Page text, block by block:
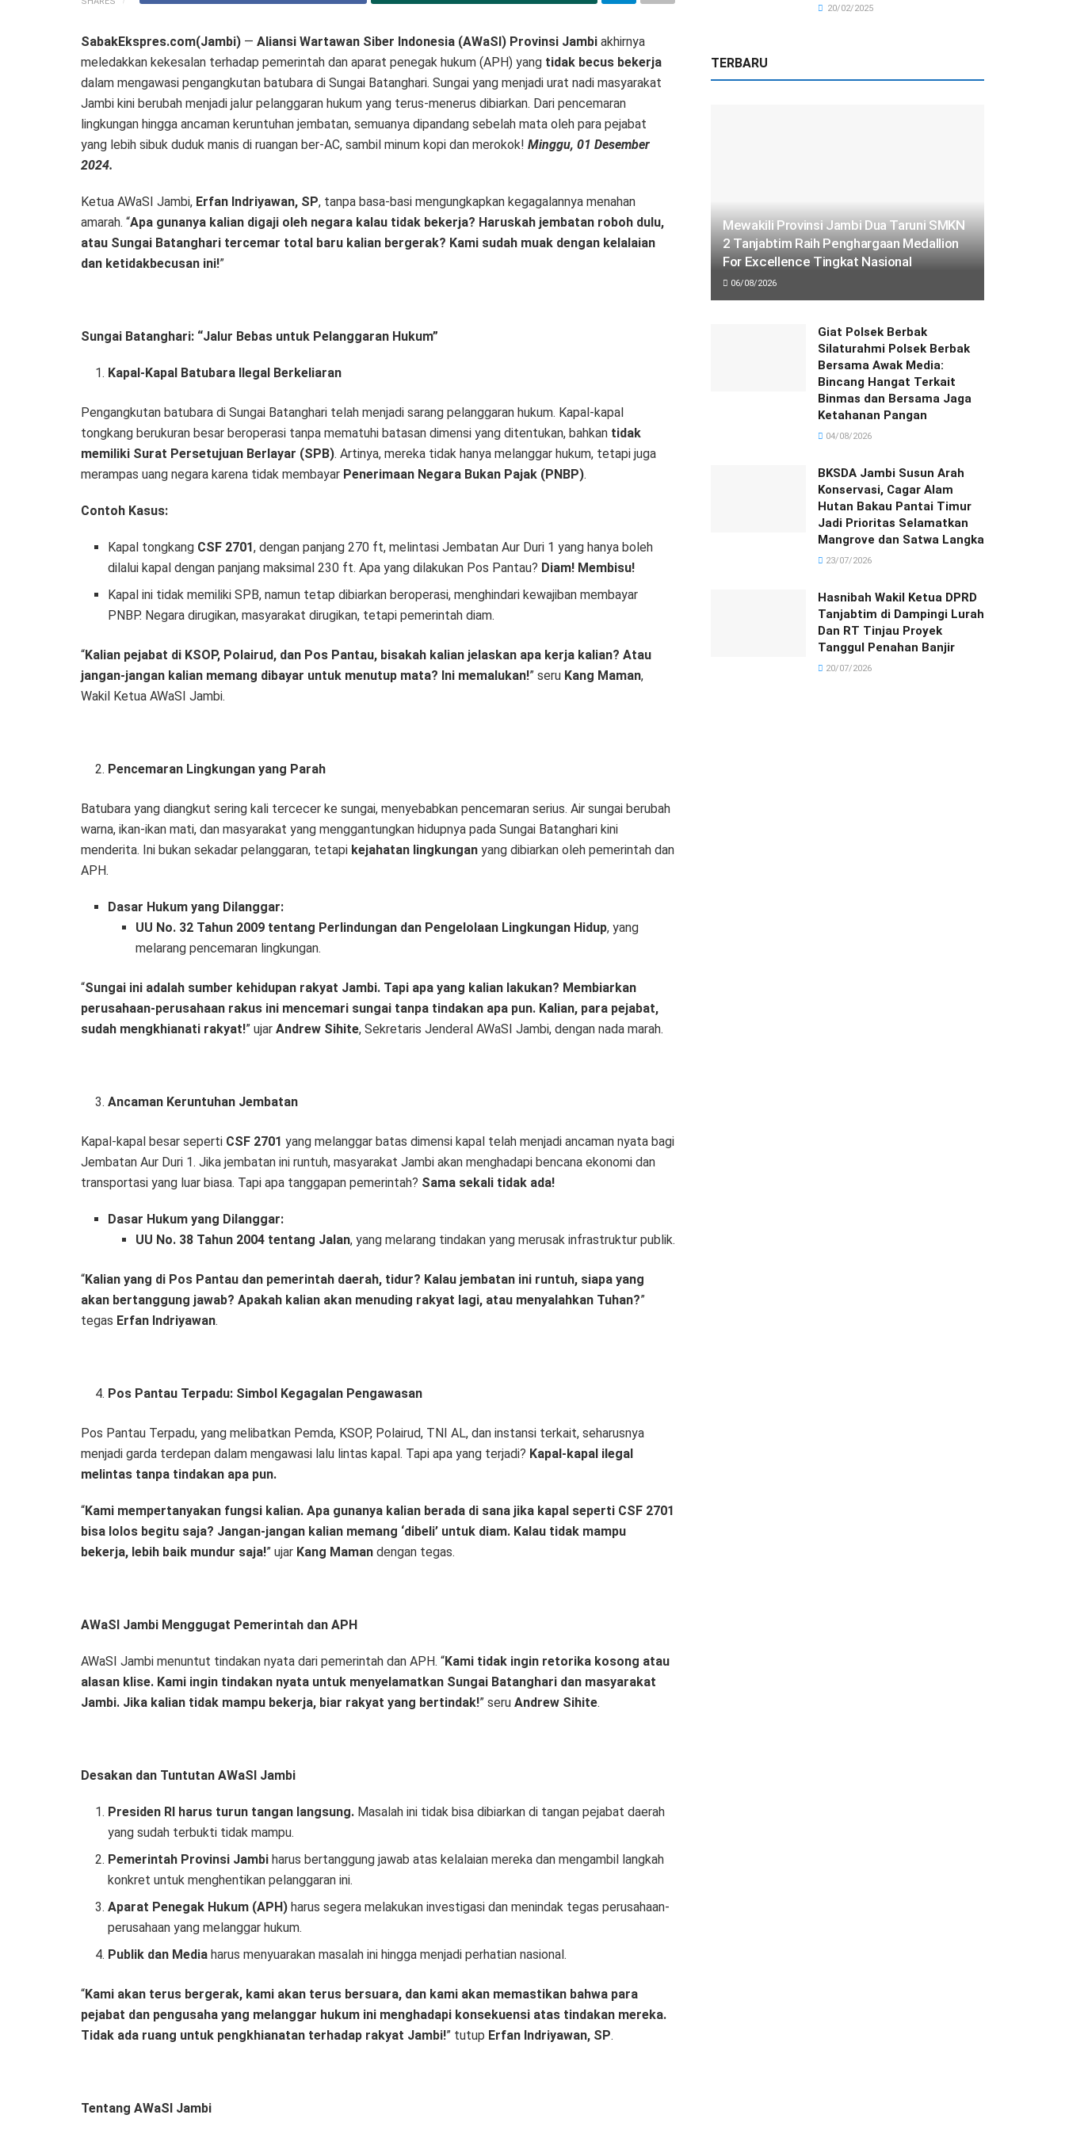
SabakEkspres.com(Jambi) — Aliansi Wartawan Siber Indonesia (AWaSI) Provinsi Jambi akhirnya
meledakkan kekesalan terhadap pemerintah dan aparat penegak hukum (APH) yang tidak becus bekerja
dalam mengawasi pengangkutan batubara di Sungai Batanghari. Sungai yang menjadi urat nadi masyarakat
Jambi kini berubah menjadi jalur pelanggaran hukum yang terus-menerus dibiarkan. Dari pencemaran
lingkungan hingga ancaman keruntuhan jembatan, semuanya dipandang sebelah mata oleh para pejabat
yang lebih sibuk duduk manis di ruangan ber-AC, sambil minum kopi dan merokok! Minggu, 01 Desember
2024.
Ketua AWaSI Jambi, Erfan Indriyawan, SP, tanpa basa-basi mengungkapkan kegagalannya menahan
amarah. “Apa gunanya kalian digaji oleh negara kalau tidak bekerja? Haruskah jembatan roboh dulu,
atau Sungai Batanghari tercemar total baru kalian bergerak? Kami sudah muak dengan kelalaian
dan ketidakbecusan ini!”
Sungai Batanghari: “Jalur Bebas untuk Pelanggaran Hukum”
Kapal-Kapal Batubara Ilegal Berkeliaran
Pengangkutan batubara di Sungai Batanghari telah menjadi sarang pelanggaran hukum. Kapal-kapal
tongkang berukuran besar beroperasi tanpa mematuhi batasan dimensi yang ditentukan, bahkan tidak
memiliki Surat Persetujuan Berlayar (SPB). Artinya, mereka tidak hanya melanggar hukum, tetapi juga
merampas uang negara karena tidak membayar Penerimaan Negara Bukan Pajak (PNBP).
Contoh Kasus:
Kapal tongkang CSF 2701, dengan panjang 270 ft, melintasi Jembatan Aur Duri 1 yang hanya boleh
dilalui kapal dengan panjang maksimal 230 ft. Apa yang dilakukan Pos Pantau? Diam! Membisu!
Kapal ini tidak memiliki SPB, namun tetap dibiarkan beroperasi, menghindari kewajiban membayar
PNBP. Negara dirugikan, masyarakat dirugikan, tetapi pemerintah diam.
“Kalian pejabat di KSOP, Polairud, dan Pos Pantau, bisakah kalian jelaskan apa kerja kalian? Atau
jangan-jangan kalian memang dibayar untuk menutup mata? Ini memalukan!” seru Kang Maman,
Wakil Ketua AWaSI Jambi.
Pencemaran Lingkungan yang Parah
Batubara yang diangkut sering kali tercecer ke sungai, menyebabkan pencemaran serius. Air sungai berubah
warna, ikan-ikan mati, dan masyarakat yang menggantungkan hidupnya pada Sungai Batanghari kini
menderita. Ini bukan sekadar pelanggaran, tetapi kejahatan lingkungan yang dibiarkan oleh pemerintah dan
APH.
Dasar Hukum yang Dilanggar:
UU No. 32 Tahun 2009 tentang Perlindungan dan Pengelolaan Lingkungan Hidup, yang
melarang pencemaran lingkungan.
“Sungai ini adalah sumber kehidupan rakyat Jambi. Tapi apa yang kalian lakukan? Membiarkan
perusahaan-perusahaan rakus ini mencemari sungai tanpa tindakan apa pun. Kalian, para pejabat,
sudah mengkhianati rakyat!” ujar Andrew Sihite, Sekretaris Jenderal AWaSI Jambi, dengan nada marah.
Ancaman Keruntuhan Jembatan
Kapal-kapal besar seperti CSF 2701 yang melanggar batas dimensi kapal telah menjadi ancaman nyata bagi
Jembatan Aur Duri 1. Jika jembatan ini runtuh, masyarakat Jambi akan menghadapi bencana ekonomi dan
transportasi yang luar biasa. Tapi apa tanggapan pemerintah? Sama sekali tidak ada!
Dasar Hukum yang Dilanggar:
UU No. 38 Tahun 2004 tentang Jalan, yang melarang tindakan yang merusak infrastruktur publik.
“Kalian yang di Pos Pantau dan pemerintah daerah, tidur? Kalau jembatan ini runtuh, siapa yang
akan bertanggung jawab? Apakah kalian akan menuding rakyat lagi, atau menyalahkan Tuhan?”
tegas Erfan Indriyawan.
Pos Pantau Terpadu: Simbol Kegagalan Pengawasan
Pos Pantau Terpadu, yang melibatkan Pemda, KSOP, Polairud, TNI AL, dan instansi terkait, seharusnya
menjadi garda terdepan dalam mengawasi lalu lintas kapal. Tapi apa yang terjadi? Kapal-kapal ilegal
melintas tanpa tindakan apa pun.
“Kami mempertanyakan fungsi kalian. Apa gunanya kalian berada di sana jika kapal seperti CSF 2701
bisa lolos begitu saja? Jangan-jangan kalian memang ‘dibeli’ untuk diam. Kalau tidak mampu
bekerja, lebih baik mundur saja!” ujar Kang Maman dengan tegas.
AWaSI Jambi Menggugat Pemerintah dan APH
AWaSI Jambi menuntut tindakan nyata dari pemerintah dan APH. “Kami tidak ingin retorika kosong atau
alasan klise. Kami ingin tindakan nyata untuk menyelamatkan Sungai Batanghari dan masyarakat
Jambi. Jika kalian tidak mampu bekerja, biar rakyat yang bertindak!” seru Andrew Sihite.
Desakan dan Tuntutan AWaSI Jambi
Presiden RI harus turun tangan langsung. Masalah ini tidak bisa dibiarkan di tangan pejabat daerah
yang sudah terbukti tidak mampu.
Pemerintah Provinsi Jambi harus bertanggung jawab atas kelalaian mereka dan mengambil langkah
konkret untuk menghentikan pelanggaran ini.
Aparat Penegak Hukum (APH) harus segera melakukan investigasi dan menindak tegas perusahaan-
perusahaan yang melanggar hukum.
Publik dan Media harus menyuarakan masalah ini hingga menjadi perhatian nasional.
“Kami akan terus bergerak, kami akan terus bersuara, dan kami akan memastikan bahwa para
pejabat dan pengusaha yang melanggar hukum ini menghadapi konsekuensi atas tindakan mereka.
Tidak ada ruang untuk pengkhianatan terhadap rakyat Jambi!” tutup Erfan Indriyawan, SP.
Tentang AWaSI Jambi
20/02/2025
TERBARU
Mewakili Provinsi Jambi Dua Taruni SMKN
2 Tanjabtim Raih Penghargaan Medallion
For Excellence Tingkat Nasional
06/08/2026
Giat Polsek Berbak
Silaturahmi Polsek Berbak
Bersama Awak Media:
Bincang Hangat Terkait
Binmas dan Bersama Jaga
Ketahanan Pangan
04/08/2026
BKSDA Jambi Susun Arah
Konservasi, Cagar Alam
Hutan Bakau Pantai Timur
Jadi Prioritas Selamatkan
Mangrove dan Satwa Langka
23/07/2026
Hasnibah Wakil Ketua DPRD
Tanjabtim di Dampingi Lurah
Dan RT Tinjau Proyek
Tanggul Penahan Banjir
20/07/2026